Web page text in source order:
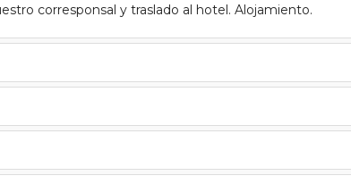
corresponsal y traslado al hotel. Alojamiento.